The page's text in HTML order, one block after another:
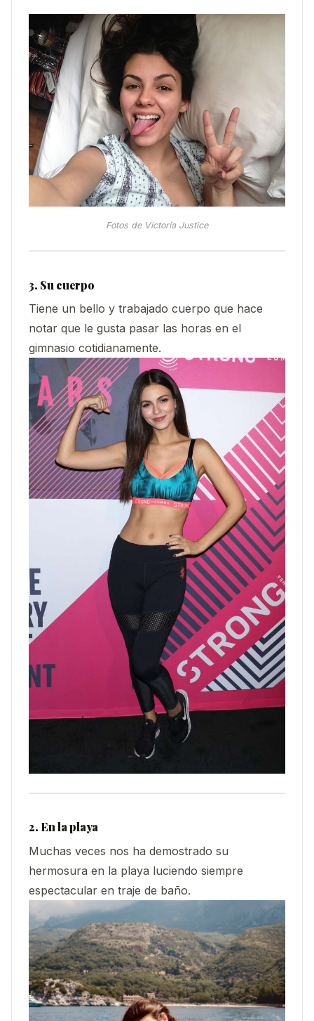
Fotos de Victoria Justice
3. Su cuerpo
Tiene un bello y trabajado cuerpo que hace
notar que le gusta pasar las horas en el
gimnasio cotidianamente.
2. En la playa
Muchas veces nos ha demostrado su
hermosura en la playa luciendo siempre
espectacular en traje de baño.